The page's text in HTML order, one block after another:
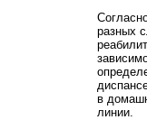
разных
в
линии.